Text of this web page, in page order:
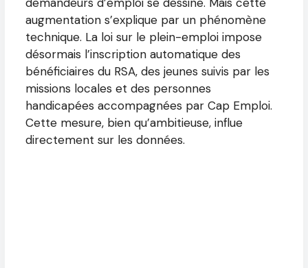
augmentation s’explique par un phénomène
technique. La loi sur le plein-emploi impose
désormais l’inscription automatique des
bénéficiaires du RSA, des jeunes suivis par les
missions locales et des personnes
handicapées accompagnées par Cap Emploi.
Cette mesure, bien qu’ambitieuse, influe
directement sur les données.